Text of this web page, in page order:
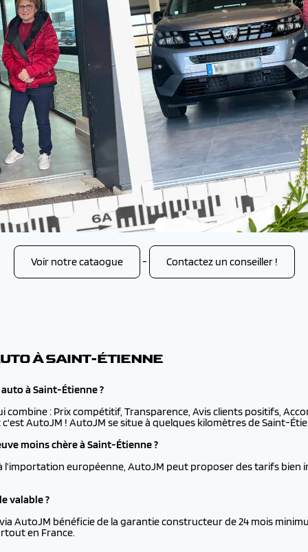
Voir notre cataogue - Contactez un conseiller !
À SAINT-ÉTIENNE
à Saint-Étienne ?
combine : Prix compétitif, Transparence, Avis clients positifs,
AutoJM ! AutoJM se situe à quelques kilomètres de Saint-
moins chère à Saint-Étienne ?
l’importation européenne, AutoJM peut proposer des tarifs bien
valable ?
AutoJM bénéficie de la garantie constructeur de 24 mois
en France.